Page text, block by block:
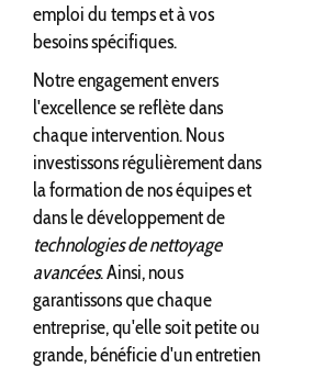
emploi du temps et à vos
besoins spécifiques.
Notre engagement envers
l'excellence se reflète dans
chaque intervention. Nous
investissons régulièrement dans
la formation de nos équipes et
dans le développement de
technologies de nettoyage
avancées. Ainsi, nous
garantissons que chaque
entreprise, qu'elle soit petite ou
grande, bénéficie d'un entretien